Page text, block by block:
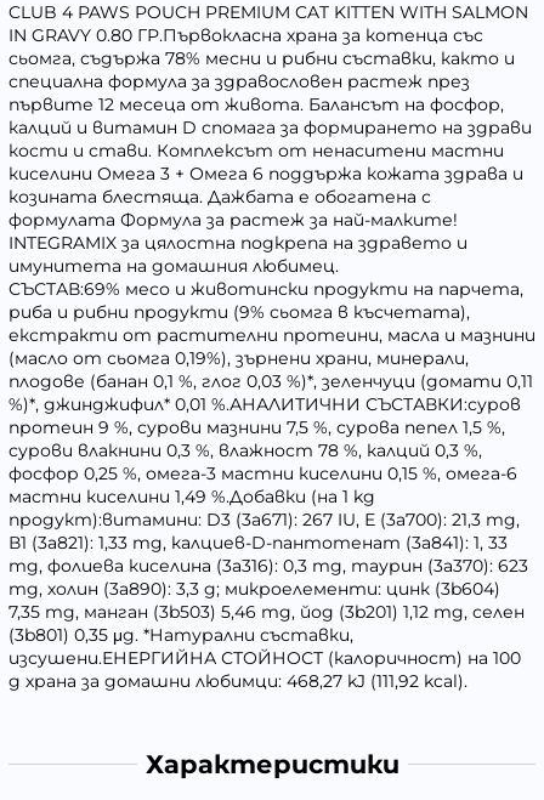
CLUB 4 PAWS POUCH PREMIUM CAT KITTEN WITH SALMON
IN GRAVY 0.80 ГР.Първокласна храна за котенца със
сьомга, съдържа 78% месни и рибни съставки, както и
специална формула за здравословен растеж през
първите 12 месеца от живота. Балансът на фосфор,
калций и витамин D спомага за формирането на здрави
кости и стави. Комплексът от ненаситени мастни
киселини Омега 3 + Омега 6 поддържа кожата здрава и
козината блестяща. Дажбата е обогатена с
формулата Формула за растеж за най-малките!
INTEGRAMIX за цялостна подкрепа на здравето и
имунитета на домашния любимец.
СЪСТАВ:69% месо и животински продукти на парчета,
риба и рибни продукти (9% сьомга в късчетата),
екстракти от растителни протеини, масла и мазнини
(масло от сьомга 0,19%), зърнени храни, минерали,
плодове (банан 0,1 %, глог 0,03 %)*, зеленчуци (домати 0,11
%)*, джинджифил* 0,01 %.АНАЛИТИЧНИ СЪСТАВКИ:суров
протеин 9 %, сурови мазнини 7,5 %, сурова пепел 1,5 %,
сурови влакнини 0,3 %, влажност 78 %, калций 0,3 %,
фосфор 0,25 %, омега-3 мастни киселини 0,15 %, омега-6
мастни киселини 1,49 %.Добавки (на 1 kg
продукт):витамини: D3 (3а671): 267 IU, Е (3а700): 21,3 mg,
В1 (3а821): 1,33 mg, калциев-D-пантотенат (3а841): 1, 33
mg, фолиева киселина (3а316): 0,3 mg, таурин (3а370): 623
mg, холин (3а890): 3,3 g; микроелементи: цинк (3b604)
7,35 mg, манган (3b503) 5,46 mg, йод (3b201) 1,12 mg, селен
(3b801) 0,35 μg. *Натурални съставки,
изсушени.ЕНЕРГИЙНА СТОЙНОСТ (калоричност) на 100
g храна за домашни любимци: 468,27 kJ (111,92 kcal).
Характеристики